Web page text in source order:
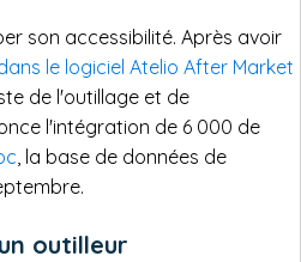
son accessibilité. Après avoir
le logiciel Atelio After Market
de l'outillage et de
l'intégration de 6 000 de
, la base de données de
outilleur